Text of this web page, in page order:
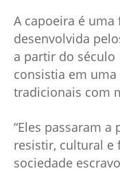
A capoeira é
desenvolvida
a partir do século
consistia em
tradicionais com
“Eles passaram
resistir, cultural e
sociedade